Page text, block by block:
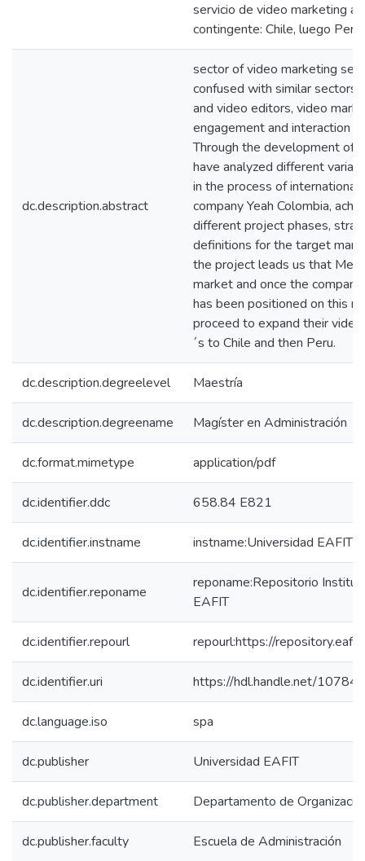
servicio de video marketing
contingente: Chile, luego Perú.
dc.description.abstract
sector of video marketing
confused with similar sectors
and video editors, video
engagement and interaction
Through the development of
have analyzed different
in the process of
company Yeah Colombia,
different project phases,
definitions for the target
the project leads us that
market and once the company
has been positioned on this
proceed to expand their
´s to Chile and then Peru.
dc.description.degreelevel Maestría
dc.description.degreename Magíster en Administración
dc.format.mimetype application/pdf
dc.identifier.ddc 658.84 E821
dc.identifier.instname instname:Universidad EAFIT
dc.identifier.reponame
reponame:Repositorio
EAFIT
dc.identifier.repourl repourl:https://
dc.identifier.uri https://hdl.handle.net/
dc.language.iso spa
dc.publisher Universidad EAFIT
dc.publisher.department Departamento de
dc.publisher.faculty Escuela de Administración